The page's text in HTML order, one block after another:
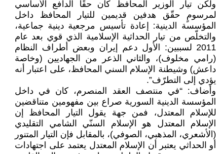
ولكن تيار الوزير المحافظ كان حقًا الدافع الأساسي
لمرسومٍ حقّق هدفين قديمين للتيار المحافظ داخل
المؤسسة الدينية: إعادة تأسيس مرجعية دينية جماعية،
والتخلّص من تيار الحداثية الإسلامية الذي قوي بعد عام
2011 لسببين: الأول دعم إيران وبعض أطراف النظام
(رامي مخلوف)، والثاني الذعر من الجهاديين (وخاصة
داعش) وشيطنة الإسلام السني المحافظ، على اعتبار أنه
يؤدي إلى التطرّف”.
وأضاف: “في منتصف العقد المنصرم، كان في داخل
المؤسسة الدينية السورية صراع بين مفهومين متناقضين
للإسلام المعتدل، فمن جهة يقول التيار المحافظ إن
الإسلام المعتدل هو الإسلام السنّي الشامي التقليدي
(الأشعري، المذهبي، الصوفي)، بالمقابل فإن التيار المتنور
أو الحداثي يعتبر أن الإسلام المعتدل يعتمد على اجتهادات